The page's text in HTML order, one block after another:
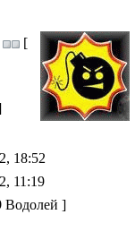
[
18:52
11:19
Водолей ]